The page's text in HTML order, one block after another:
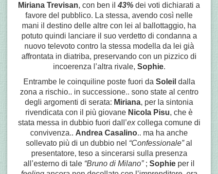
Miriana Trevisan, con ben il43% dei voti dichiarati a
favore del pubblico. La stessa, avendo così nelle
mani il destino delle altre con lei al ballottaggio, ha
potuto quindi lanciare il suo verdetto di condanna a
nuovo televoto contro la stessa modella da lei già
affrontata in diatriba, preservando con un pizzico di
incoerenza l’altra rivale, Sophie.
Entrambe le coinquiline poste fuori da Soleil dalla
zona a rischio.. in successione.. sono state al centro
degli argomenti di serata: Miriana, per la sintonia
rivendicata con il più giovane Nicola Pisu, che è
stata messa in dubbio fuori dall’excollega comune di
convivenza.. Andrea Casalino.. ma ha anche
sollevato più di un dubbio nel “Confessionale”al
presentatore, teso a sincerarsi sulla presenza
all’esterno di tale “Bruno di Milano” ; Sophie per il